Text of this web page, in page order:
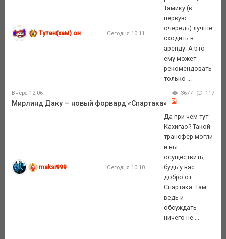
Тутен(хам) он Сегодня 10:11
Тамику (в
первую
очередь) лучше
сходить в
аренду. А это
ему может
рекомендовать
только ...
Вчера 12:06 3677 117
Мирлинд Даку — новый форвард «Спартака»
maksi999 Сегодня 10:10
Да при чем тут
Кахигао? Такой
трансфер могли
и вы
осуществить,
будь у вас
добро от
Спартака. Там
ведь и
обсуждать
ничего не ...